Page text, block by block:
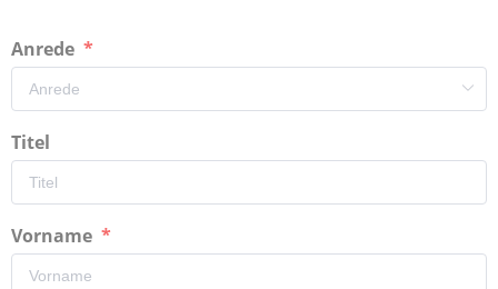
Anrede
Titel
Vorname